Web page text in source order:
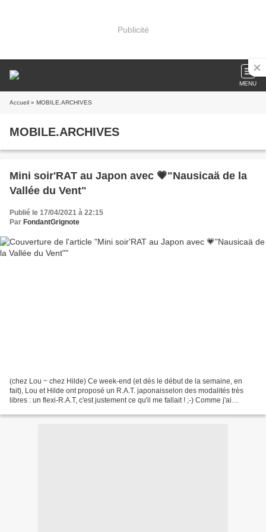
Publicité
MENU
Accueil » MOBILE.ARCHIVES
MOBILE.ARCHIVES
Mini soir'RAT au Japon avec 💗"Nausicaä de la
Vallée du Vent"
Publié le 17/04/2021 à 22:15
Par FondantGrignote
(chez Lou ~ chez Hilde) Ce week-end (et dès le début de la semaine, en
fait), Lou et Hilde ont proposé un R.A.T. japonaisselon des modalités très
libres : un flexi-R.A.T, c'est justement ce qu'il me fallait ! ;-) Comme j'ai